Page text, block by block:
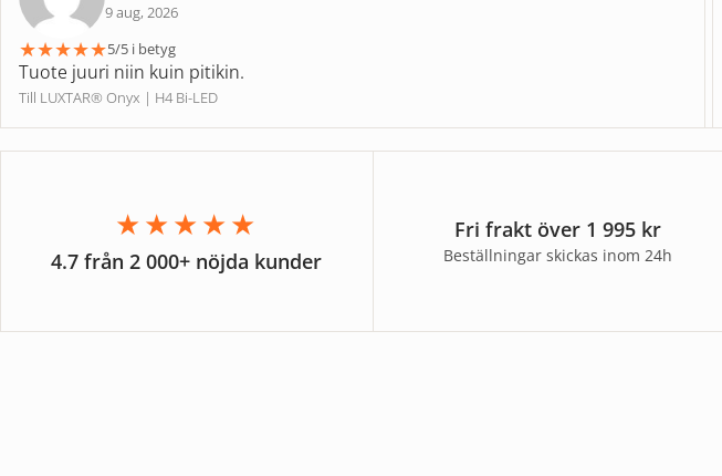
9 aug, 2026
★★★★★5/5 i betyg
Tuote juuri niin kuin pitikin.
Till LUXTAR® Onyx | H4 Bi-LED
★★★★★
4.7 från 2 000+ nöjda kunder
Fri frakt över 1 995 kr
Beställningar skickas inom 24h